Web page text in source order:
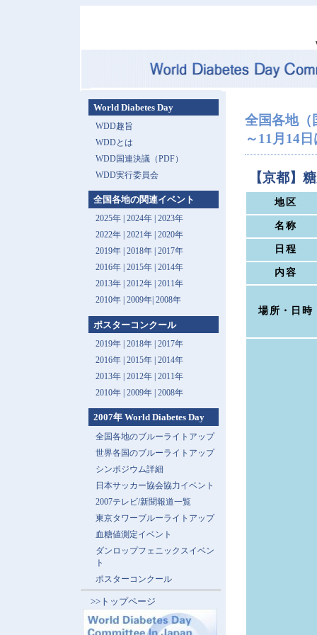
全国各地（
～11月14
【京都】
地区
名称
日程
内容
場所・日時
World Diabetes Day
WDD趣旨
WDDとは
WDD国連決議（PDF）
WDD実行委員会
全国各地の関連イベント
2025年| 2024年| 2023年
2022年| 2021年| 2020年
2019年| 2018年| 2017年
2016年| 2015年| 2014年
2013年 | 2012年| 2011年
2010年| 2009年| 2008年
ポスターコンクール
2019年 | 2018年 | 2017年
2016年 | 2015年 | 2014年
2013年 | 2012年 | 2011年
2010年 | 2009年 | 2008年
2007年 World Diabetes Day
全国各地のブルーライトアップ
世界各国のブルーライトアップ
シンポジウム詳細
日本サッカー協会協力イベント
2007テレビ/新聞報道一覧
東京タワーブルーライトアップ
血糖値測定イベント
ダンロップフェニックスイベン
ト
ポスターコンクール
>>トップページ